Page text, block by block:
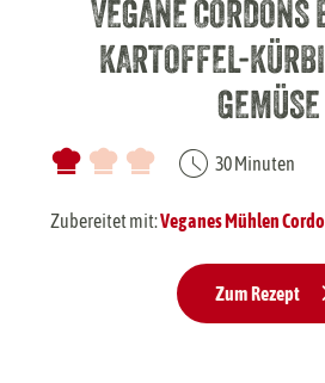
VEGANE CORDONS
KARTOFFEL-
GEMÜSE
30 Minuten
Zubereitet mit:Veganes Mühlen
Zum Rezept